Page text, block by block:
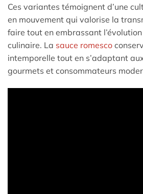
Ces variantes témoignent d’une
en mouvement qui valorise la
faire tout en embrassant
culinaire. La sauce romesco
intemporelle tout en s’adaptant
gourmets et consommateurs